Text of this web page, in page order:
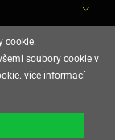
cookie.
soubory cookie v
více informací